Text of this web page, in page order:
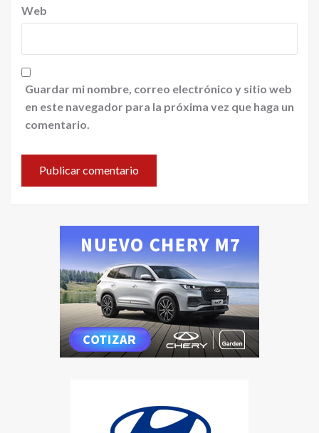
Web
Guardar mi nombre, correo electrónico y sitio web
en este navegador para la próxima vez que haga un
comentario.